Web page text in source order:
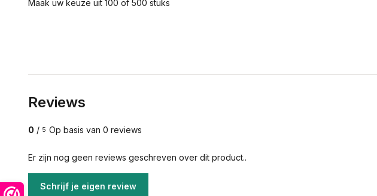
Maak uw keuze uit 100 of 500 stuks
Reviews
0 / 5 Op basis van 0 reviews
Er zijn nog geen reviews geschreven over dit product..
Schrijf je eigen review